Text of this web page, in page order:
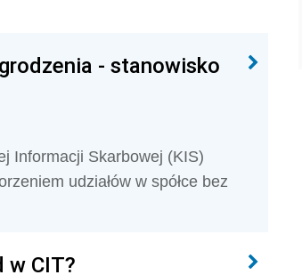
- stanowisko
Informacji Skarbowej (KIS)
udziałów w spółce bez
w CIT?